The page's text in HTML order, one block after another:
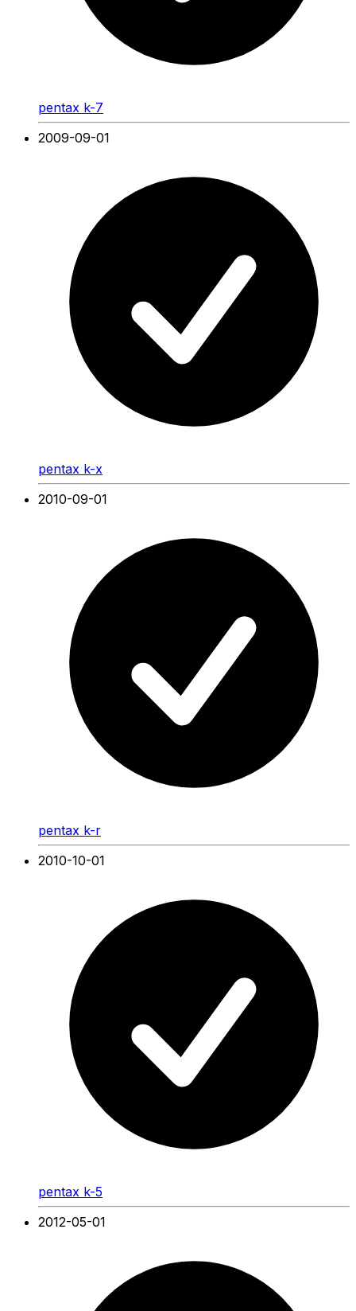
pentax k-7
2009-09-01
pentax k-x
2010-09-01
pentax k-r
2010-10-01
pentax k-5
2012-05-01